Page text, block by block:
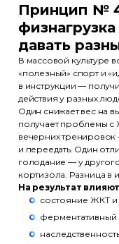
Принцип №
давать
В массовой культуре
«полезный» спорт и
в инструкции —
действия у разных
Один снижает вес на
получает проблемы с
вечерних тренировок
и переедать. Один
голодание — у
кортизола. Разница в
На результат
состояние ЖКТ
ферментативный